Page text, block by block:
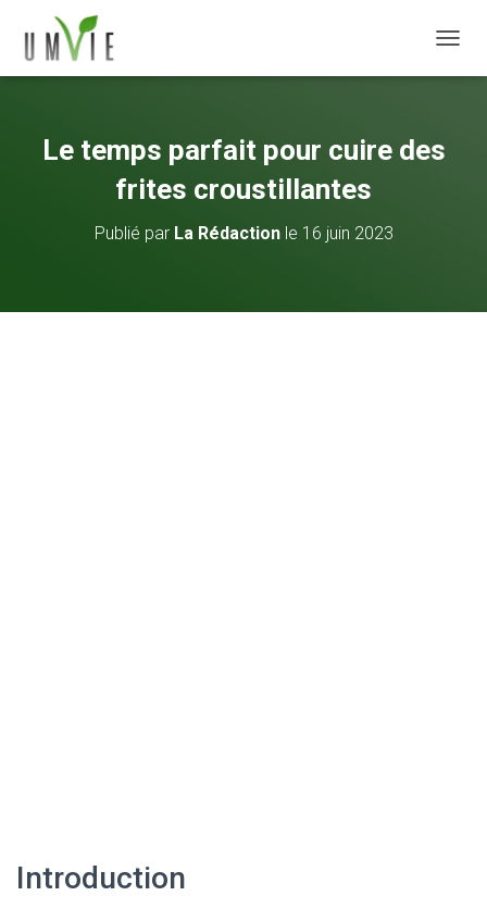
Le temps parfait pour cuire des
frites croustillantes
Publié par La Rédactionle 16 juin 2023
Introduction